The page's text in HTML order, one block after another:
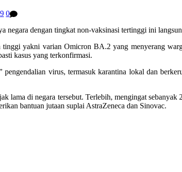
0
negara dengan tingkat non-vaksinasi tertinggi ini
tinggi yakni varian Omicron BA.2 yang menyerang
kasus yang terkonfirmasi.
virus, termasuk karantina lokal dan
lama di negara tersebut. Terlebih, mengingat
bantuan jutaan suplai AstraZeneca dan Sinovac.